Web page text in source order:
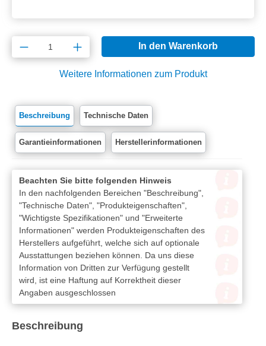
Produkt Anzahl: Gib den gewünschten
In den Warenkorb
Weitere Informationen zum Produkt
Beschreibung Technische Daten
Garantieinformationen Herstellerinformationen
Beachten Sie bitte folgenden Hinweis
In den nachfolgenden Bereichen "Beschreibung",
"Technische Daten", "Produkteigenschaften",
"Wichtigste Spezifikationen" und "Erweiterte
Informationen" werden Produkteigenschaften des
Herstellers aufgeführt, welche sich auf optionale
Ausstattungen beziehen können. Da uns diese
Information von Dritten zur Verfügung gestellt
wird, ist eine Haftung auf Korrektheit dieser
Angaben ausgeschlossen
Beschreibung